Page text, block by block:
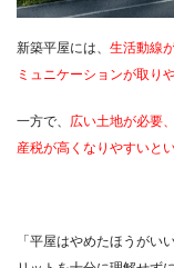
新築平屋には、 生活動線
ミュニケーションが取り
一方で、 広い土地が必要
産税が高くなりやすいと
「平屋はやめたほうがい